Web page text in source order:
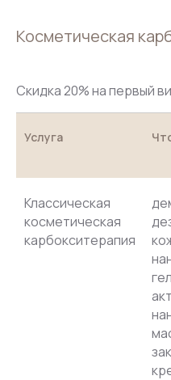
Косметическая
Скидка 20% на первый
Услуга
Классическая
косметическая
карбокситерапия